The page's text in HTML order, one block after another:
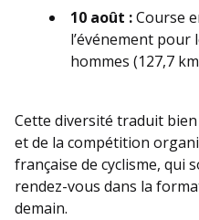
10 août :Course
l’événement pour
hommes (127,7
Cette diversité traduit
et de la compétition
française de cyclisme, qui
rendez-vous dans la
demain.